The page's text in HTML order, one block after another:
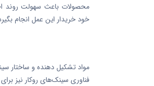
محصولات باعث سهولت روند
خود خریدار این عمل انجام
مواد تشکیل دهنده و ساختار
فناوری سینک‌های روکار نیز